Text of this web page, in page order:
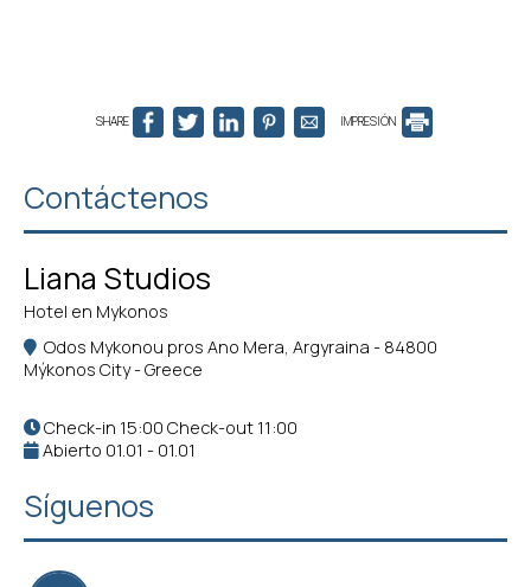
SHARE IMPRESIÓN
Contáctenos
Liana Studios
Hotel en Mykonos
Odos Mykonou pros Ano Mera, Argyraina - 84800
Mýkonos City - Greece
Check-in 15:00 Check-out 11:00
Abierto 01.01 - 01.01
Síguenos